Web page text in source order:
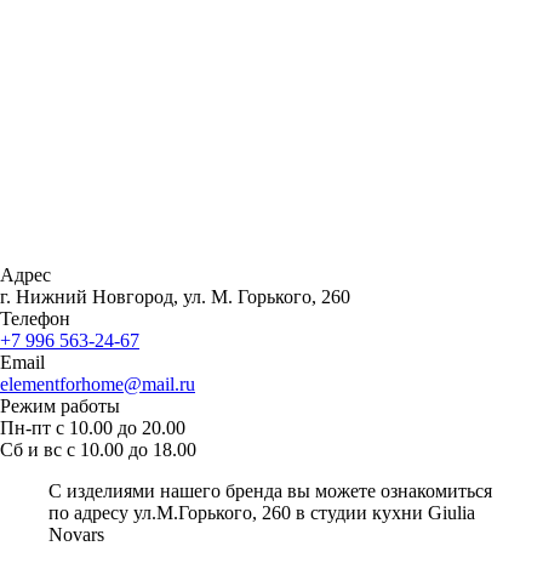
Адрес
г. Нижний Новгород, ул. М. Горького, 260
Телефон
+7 996 563-24-67
Email
elementforhome@mail.ru
Режим работы
Пн-пт с 10.00 до 20.00
Сб и вс с 10.00 до 18.00
С изделиями нашего бренда вы можете ознакомиться
по адресу ул.М.Горького, 260 в студии кухни Giulia
Novars